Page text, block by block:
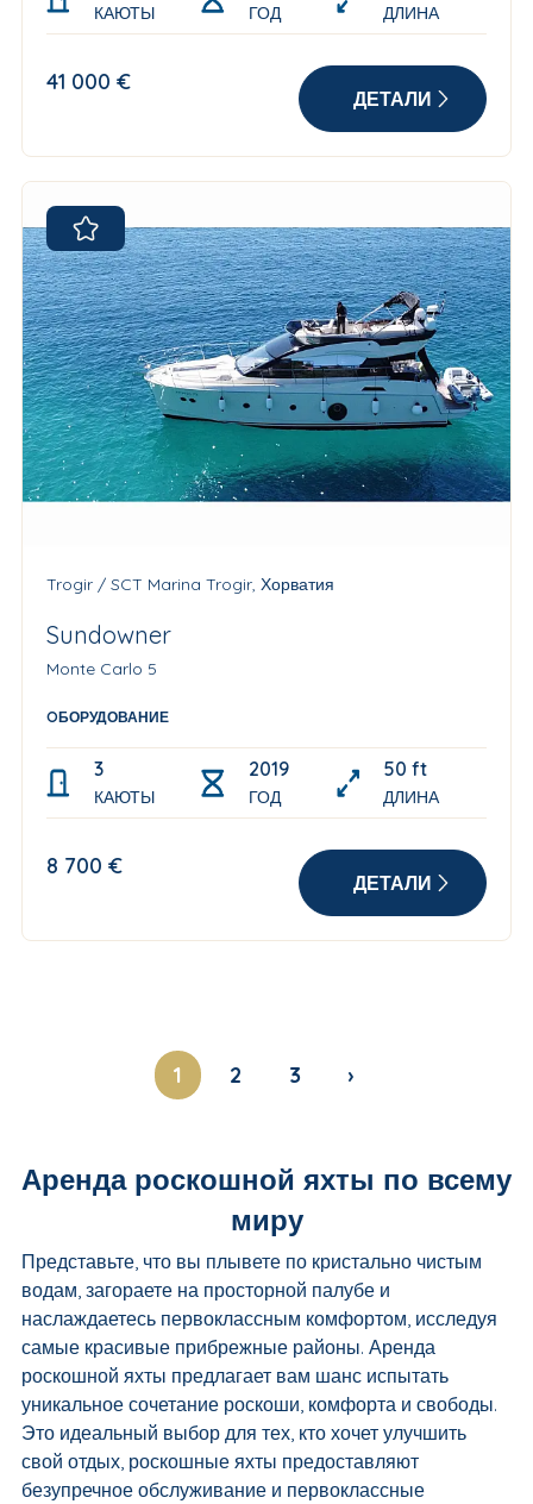
КАЮТЫ ГОД ДЛИНА
41 000 €
ДЕТАЛИ
Trogir / SCT Marina Trogir, Хорватия
Sundowner
Monte Carlo 5
OБОРУДОВАНИЕ
3
КАЮТЫ
2019
ГОД
50 ft
ДЛИНА
8 700 €
ДЕТАЛИ
1 2 3 ›
Аренда роскошной яхты по всему
миру
Представьте, что вы плывете по кристально чистым
водам, загораете на просторной палубе и
наслаждаетесь первоклассным комфортом, исследуя
самые красивые прибрежные районы. Аренда
роскошной яхты предлагает вам шанс испытать
уникальное сочетание роскоши, комфорта и свободы.
Это идеальный выбор для тех, кто хочет улучшить
свой отдых, роскошные яхты предоставляют
безупречное обслуживание и первоклассные